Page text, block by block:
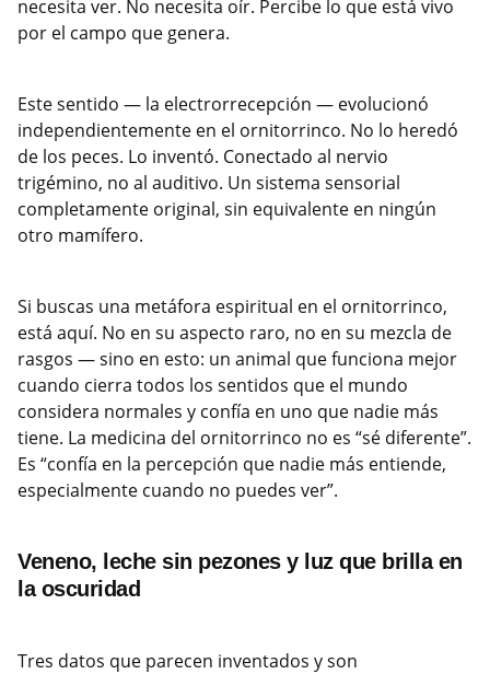
necesita ver. No necesita oír. Percibe lo que está vivo
por el campo que genera.
Este sentido — la electrorrecepción — evolucionó
independientemente en el ornitorrinco. No lo heredó
de los peces. Lo inventó. Conectado al nervio
trigémino, no al auditivo. Un sistema sensorial
completamente original, sin equivalente en ningún
otro mamífero.
Si buscas una metáfora espiritual en el ornitorrinco,
está aquí. No en su aspecto raro, no en su mezcla de
rasgos — sino en esto: un animal que funciona mejor
cuando cierra todos los sentidos que el mundo
considera normales y confía en uno que nadie más
tiene. La medicina del ornitorrinco no es “sé diferente”.
Es “confía en la percepción que nadie más entiende,
especialmente cuando no puedes ver”.
Veneno, leche sin pezones y luz que brilla en
la oscuridad
Tres datos que parecen inventados y son